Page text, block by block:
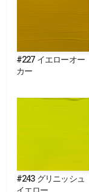
#227 イエローオー
カー
#243 グリニッシュ